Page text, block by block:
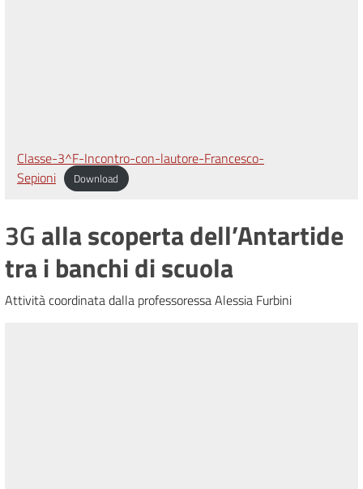
Classe-3^F-Incontro-con-lautore-Francesco-
Sepioni
Download
3G alla scoperta dell’Antartide
tra i banchi di scuola
Attività coordinata dalla professoressa Alessia Furbini